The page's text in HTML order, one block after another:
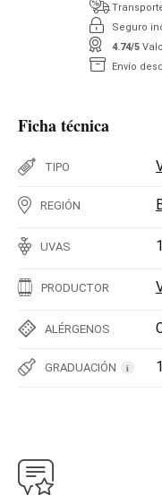
Seguro
4.74/5
Envío
Ficha técnica
TIPO
REGIÓN
UVAS
PRODUCTOR
ALÉRGENOS
GRADUACIÓN i